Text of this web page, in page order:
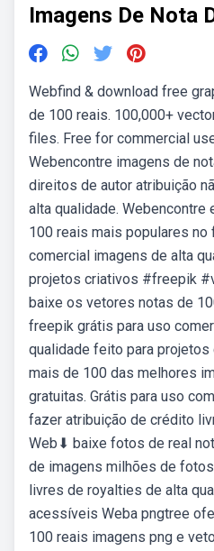
Imagens De Nota
Webfind & download free
de 100 reais. 100,000+
files. Free for commercial
Webencontre imagens de
direitos de autor atribuição
alta qualidade.
100 reais mais populares
comercial imagens de alta
projetos criativos #freepik
baixe os vetores notas de
freepik grátis para uso
qualidade feito para
mais de 100 das melhores
gratuitas. Grátis para uso
fazer atribuição de crédito
Web⬇ baixe fotos de real
de imagens milhões de
livres de royalties de alta
acessíveis Weba pngtree
100 reais imagens png e